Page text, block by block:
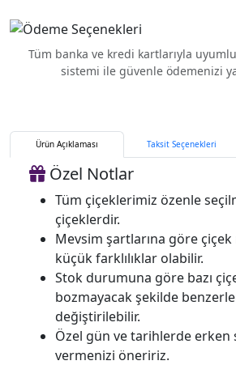
Tüm banka ve kredi kartlarıyla
sistemi ile güvenle ödemenizi
Ürün Açıklaması Taksit Seçenekleri
Özel Notlar
Tüm çiçeklerimiz özenle
çiçeklerdir.
Mevsim şartlarına göre
küçük farklılıklar olabilir.
Stok durumuna göre bazı
bozmayacak şekilde
değiştirilebilir.
Özel gün ve tarihlerde erken
vermenizi öneririz.